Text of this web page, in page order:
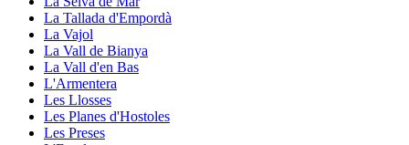
La Tallada d'Empordà
La Vajol
La Vall de Bianya
La Vall d'en Bas
L'Armentera
Les Llosses
Les Planes d'Hostoles
Les Preses